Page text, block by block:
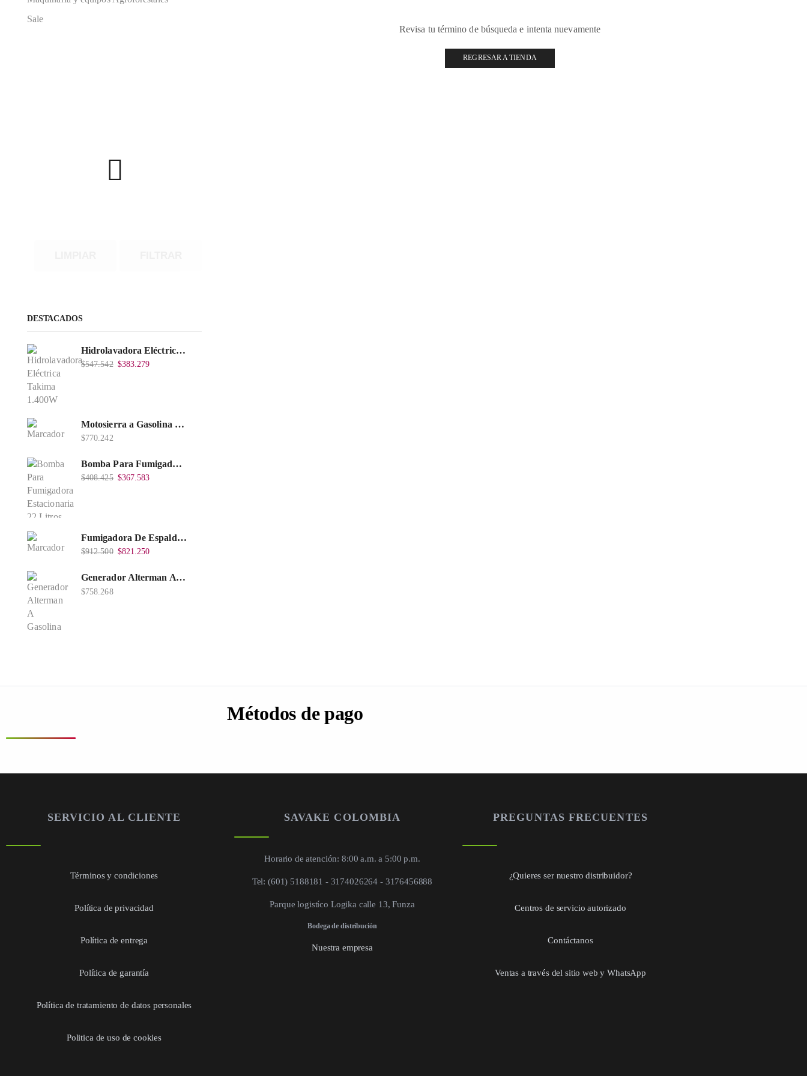
Revisa tu término de búsqueda e intenta nuevamente
REGRESAR A TIENDA
Sale
DESTACADOS
Hidrolavadora Eléctrica Takima 1.400W 1.600Psi, Tkepw-1600-A.
$547.542 $383.279
Motosierra a Gasolina 52 Barra 20'' PD
$770.242
Bomba Para Fumigadora Estacionaria 22 Litros, Xp22-I.
$408.425 $367.583
Fumigadora De Espalda Alterman Gasolina 2T, 26 Cc, Bomba Nylon Libre Mantenimiento, Tf900-A.
$912.500 $821.250
Generador Alterman A Gasolina 2T, 950W, Encendido Manual, 120 V, Con Chasis, EGG950-I.
$758.268
Métodos de pago
SERVICIO AL CLIENTE
Términos y condiciones
Política de privacidad
Política de entrega
Política de garantía
Política de tratamiento de datos personales
Politica de uso de cookies
SAVAKE COLOMBIA
Horario de atención: 8:00 a.m. a 5:00 p.m.
Tel: (601) 5188181 - 3174026264 - 3176456888
Parque logistíco Logika calle 13, Funza
Bodega de distribución
Nuestra empresa
PREGUNTAS FRECUENTES
¿Quieres ser nuestro distribuidor?
Centros de servicio autorizado
Contáctanos
Ventas a través del sitio web y WhatsApp